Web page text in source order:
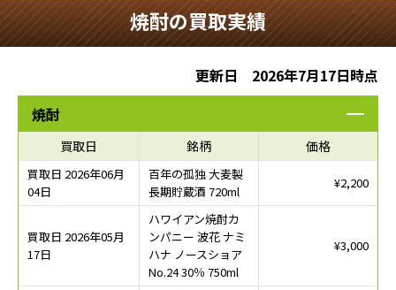
焼酎の買取実績
更新日 2026年7月17日時点
焼酎
買取日 銘柄 価格
買取日 2026年06月
04日
百年の孤独 大麦製
長期貯蔵酒 720ml
¥2,200
買取日 2026年05月
17日
ハワイアン焼酎カ
ンパニー 波花 ナミ
ハナ ノースショア
No.24 30％ 750ml
¥3,000